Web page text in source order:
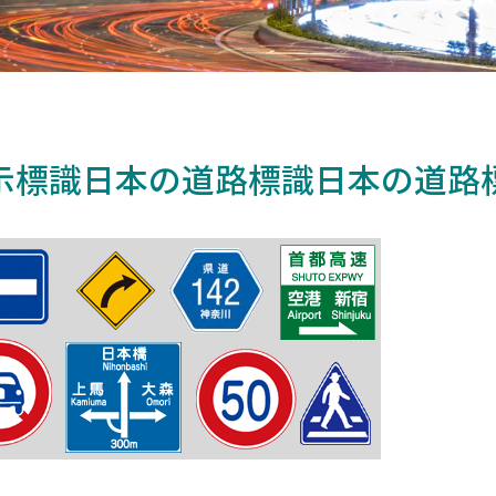
標識日本の道路標識日本の道路